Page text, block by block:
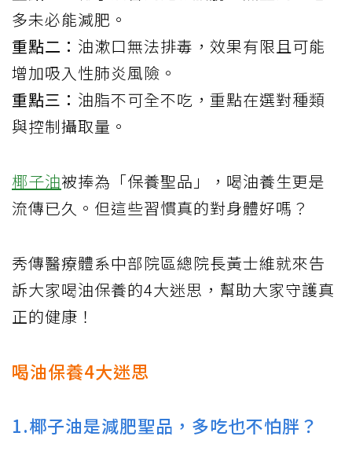
多未必能減肥。
重點二： 油漱口無法排毒，效果有限且可能
增加吸入性肺炎風險。
重點三： 油脂不可全不吃，重點在選對種類
與控制攝取量。
椰子油被捧為「保養聖品」，喝油養生更是
流傳已久。但這些習慣真的對身體好嗎？
秀傳醫療體系中部院區總院長黃士維就來告
訴大家喝油保養的4大迷思，幫助大家守護真
正的健康！
喝油保養4大迷思
1.椰子油是減肥聖品，多吃也不怕胖？